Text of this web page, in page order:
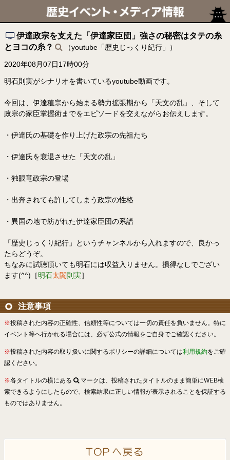
伊達政宗を支えた「伊達家臣団」強さの秘密はタテの糸
とヨコの糸？
（youtube「歴史じっくり紀行」）
2020年08月07日17時00分
明石則実がシナリオを書いているyoutube動画です。
今回は、伊達稙宗から始まる勢力拡張期から「天文の乱」、そして
政宗の家臣掌握術までをエピソードを交えながらお伝えします。
・伊達氏の基礎を作り上げた政宗の先祖たち
・伊達氏を衰退させた「天文の乱」
・独眼竜政宗の登場
・出奔されても許してしまう政宗の性格
・異国の地で紡がれた伊達家臣団の系譜
「歴史じっくり紀行」というチャンネルから入れますので、良かっ
たらどうぞ。
ちなみに試聴頂いても明石には収益入りません。損得なしでござい
ます(^^)［明石太閤則実］
注意事項
※投稿された内容の正確性、信頼性等については一切の責任を負いません。特に
イベント等へ行かれる場合には、必ず公式の情報をご自身でご確認ください。
※投稿された内容の取り扱いに関するポリシーの詳細については利用規約をご確
認ください。
※各タイトルの横にある
マークは、投稿されたタイトルのまま簡単にWEB検
索できるようにしたもので、検索結果に正しい情報が表示されることを保証する
ものではありません。